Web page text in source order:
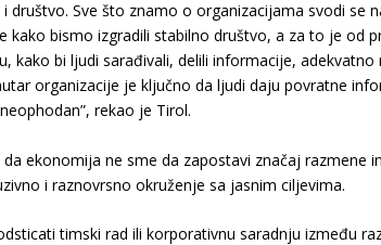
društvo. Sve što znamo o organizacijama svodi se
kako bismo izgradili stabilno društvo, a za to je od
kako bi ljudi sarađivali, delili informacije, adekvatno
organizacije je ključno da ljudi daju povratne
rekao je Tirol.
da ekonomija ne sme da zapostavi značaj razmene
i raznovrsno okruženje sa jasnim ciljevima.
timski rad ili korporativnu saradnju između